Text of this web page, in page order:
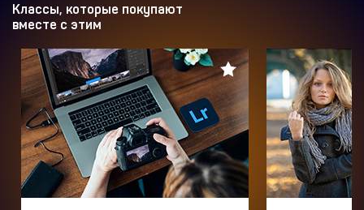
Классы, которые покупают
вместе с этим